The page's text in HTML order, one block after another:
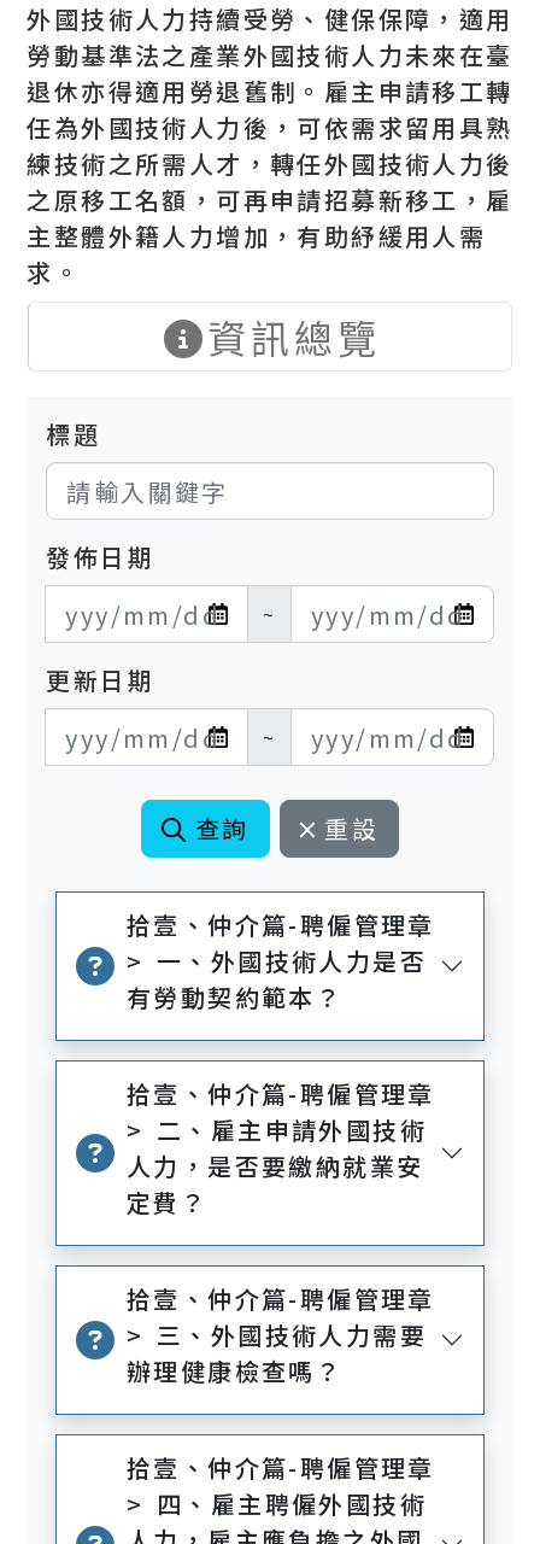
外國技術人力持續受勞、健保保障，適用
勞動基準法之產業外國技術人力未來在臺
退休亦得適用勞退舊制。雇主申請移工轉
任為外國技術人力後，可依需求留用具熟
練技術之所需人才，轉任外國技術人力後
之原移工名額，可再申請招募新移工，雇
主整體外籍人力增加，有助紓緩用人需
求。
資訊總覽
標題
發佈日期
發布日期開始
~
發布日期結束
更新日期
更新日期開始
~
更新日期結束
查詢 重設
拾壹、仲介篇-聘僱管理章
> 一、外國技術人力是否
有勞動契約範本？
拾壹、仲介篇-聘僱管理章
> 二、雇主申請外國技術
人力，是否要繳納就業安
定費？
拾壹、仲介篇-聘僱管理章
> 三、外國技術人力需要
辦理健康檢查嗎？
拾壹、仲介篇-聘僱管理章
> 四、雇主聘僱外國技術